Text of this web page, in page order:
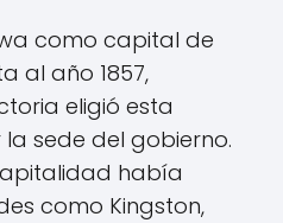
como capital de
al año 1857,
eligió esta
sede del gobierno.
había
como Kingston,